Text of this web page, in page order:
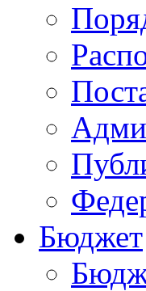
Бюджет